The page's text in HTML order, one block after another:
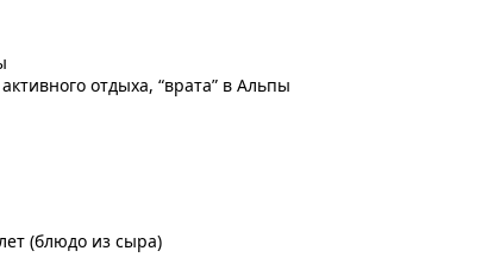
отдыха, “врата” в Альпы
(блюдо из сыра)